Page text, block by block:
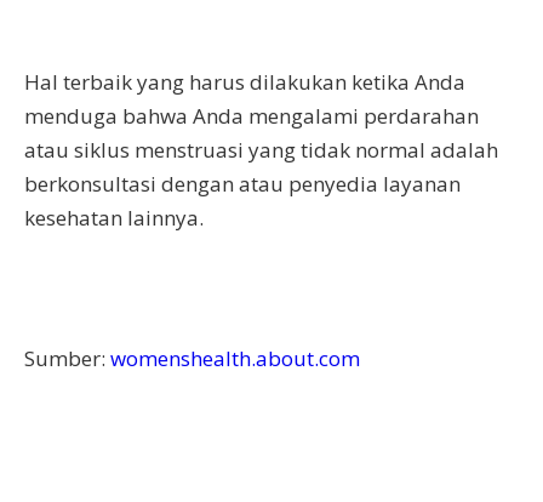
Hal terbaik yang harus dilakukan ketika Anda
menduga bahwa Anda mengalami perdarahan
atau siklus menstruasi yang tidak normal adalah
berkonsultasi dengan atau penyedia layanan
kesehatan lainnya.
Sumber: womenshealth.about.com